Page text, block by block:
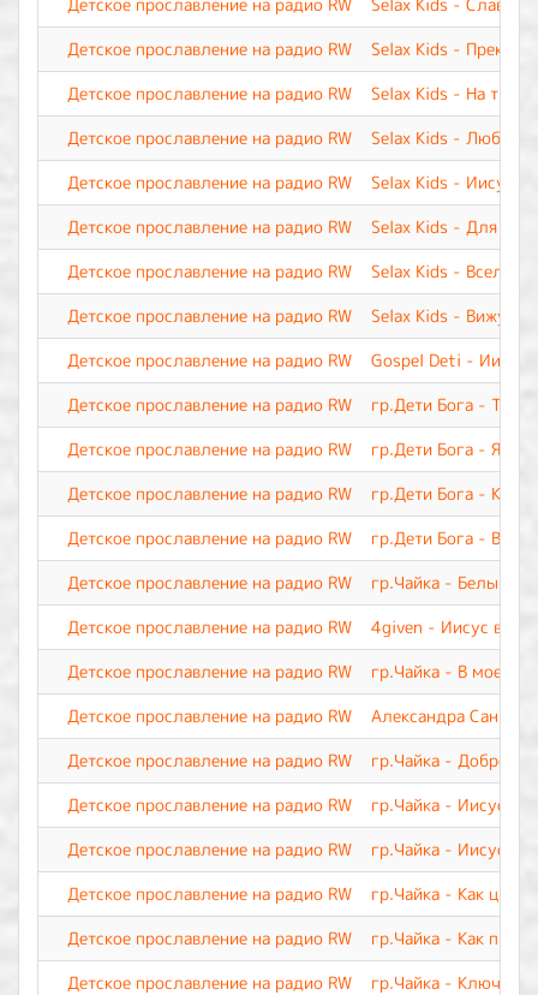
Детское прославление на радио RW
Selax Kids -
Детское прославление на радио RW
Selax Kids - На
Детское прославление на радио RW
Selax Kids - Люблю
Детское прославление на радио RW
Selax Kids - Иисус,
Детское прославление на радио RW
Selax Kids - Для
Детское прославление на радио RW
Selax Kids -
Детское прославление на радио RW
Selax Kids - Вижу я
Детское прославление на радио RW
Gospel Deti -
Детское прославление на радио RW
гр.Дети Бога - Ты
Детское прославление на радио RW
гр.Дети Бога - Я
Детское прославление на радио RW
гр.Дети Бога -
Детское прославление на радио RW
гр.Дети Бога -
Детское прославление на радио RW
гр.Чайка - Белый
Детское прославление на радио RW
4given - Иисус
Детское прославление на радио RW
гр.Чайка - В моей
Детское прославление на радио RW
Александра
Детское прославление на радио RW
гр.Чайка - Доброта
Детское прославление на радио RW
гр.Чайка - Иисус,
Детское прославление на радио RW
гр.Чайка - Иисус, о
Детское прославление на радио RW
гр.Чайка - Как
Детское прославление на радио RW
гр.Чайка - Как
Детское прославление на радио RW
гр.Чайка - Ключ